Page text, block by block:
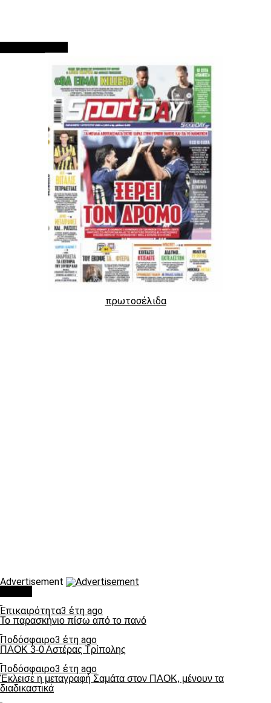
πρωτοσέλιδα
Advertisement
Επικαιρότητα3 έτη ago
Το παρασκήνιο πίσω από το πανό
Ποδόσφαιρο3 έτη ago
ΠΑΟΚ 3-0 Αστέρας Τρίπολης
Ποδόσφαιρο3 έτη ago
Έκλεισε η μεταγραφή Σαμάτα στον ΠΑΟΚ, μένουν τα
διαδικαστικά